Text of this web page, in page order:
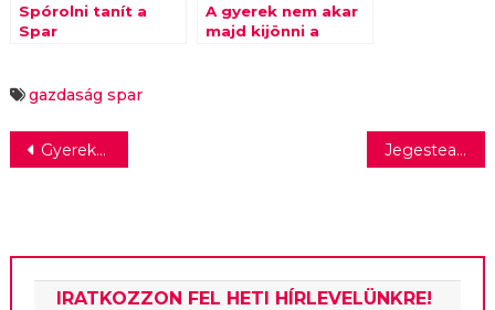
Spórolni tanít a
Spar
A gyerek nem akar
majd kijönni a
gazdaság spar
Bejegyzés
Gyereknap helyett gyerekhét Jegestea másképpen
IRATKOZZON FEL HETI HÍRLEVELÜNKRE!